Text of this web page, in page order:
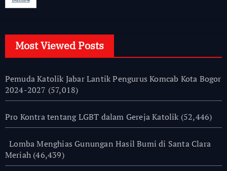
Most Viewed Posts
Pemuda Katolik Jabar Lantik Pengurus Komcab Kota Bogor
2024-2027 (57,018)
Pro Kontra tentang LGBT dalam Gereja Katolik (52,446)
Lomba Menghias Gunungan Hasil Bumi di Santa Clara
Meriah (46,439)